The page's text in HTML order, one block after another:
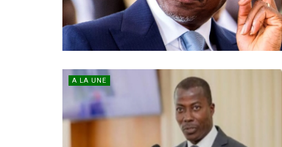
A LA UNE